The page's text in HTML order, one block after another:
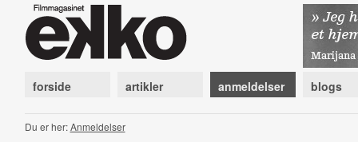
forside artikler anmeldelser blogs
Du er her:Anmeldelser